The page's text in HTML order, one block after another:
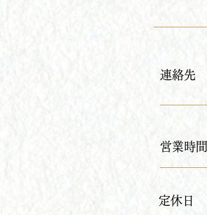
連絡先
​営業時間
​定休日